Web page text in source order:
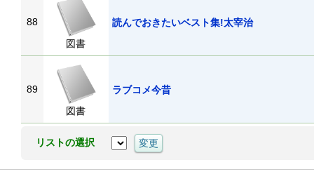
88
図書
読んでおきたいベスト集!太宰治
89
図書
ラブコメ今昔
リストの選択